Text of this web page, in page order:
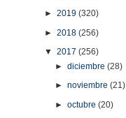
►2019(320)
►2018(256)
▼2017(256)
►diciembre(28)
►noviembre(21)
►octubre(20)